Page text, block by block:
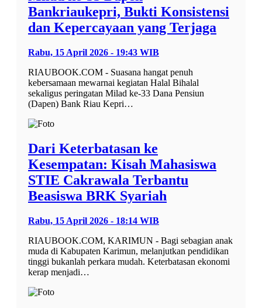
Bankriaukepri, Bukti Konsistensi
dan Kepercayaan yang Terjaga
Rabu, 15 April 2026 - 19:43 WIB
RIAUBOOK.COM - Suasana hangat penuh
kebersamaan mewarnai kegiatan Halal Bihalal
sekaligus peringatan Milad ke-33 Dana Pensiun
(Dapen) Bank Riau Kepri…
Dari Keterbatasan ke
Kesempatan: Kisah Mahasiswa
STIE Cakrawala Terbantu
Beasiswa BRK Syariah
Rabu, 15 April 2026 - 18:14 WIB
RIAUBOOK.COM, KARIMUN - Bagi sebagian anak
muda di Kabupaten Karimun, melanjutkan pendidikan
tinggi bukanlah perkara mudah. Keterbatasan ekonomi
kerap menjadi…